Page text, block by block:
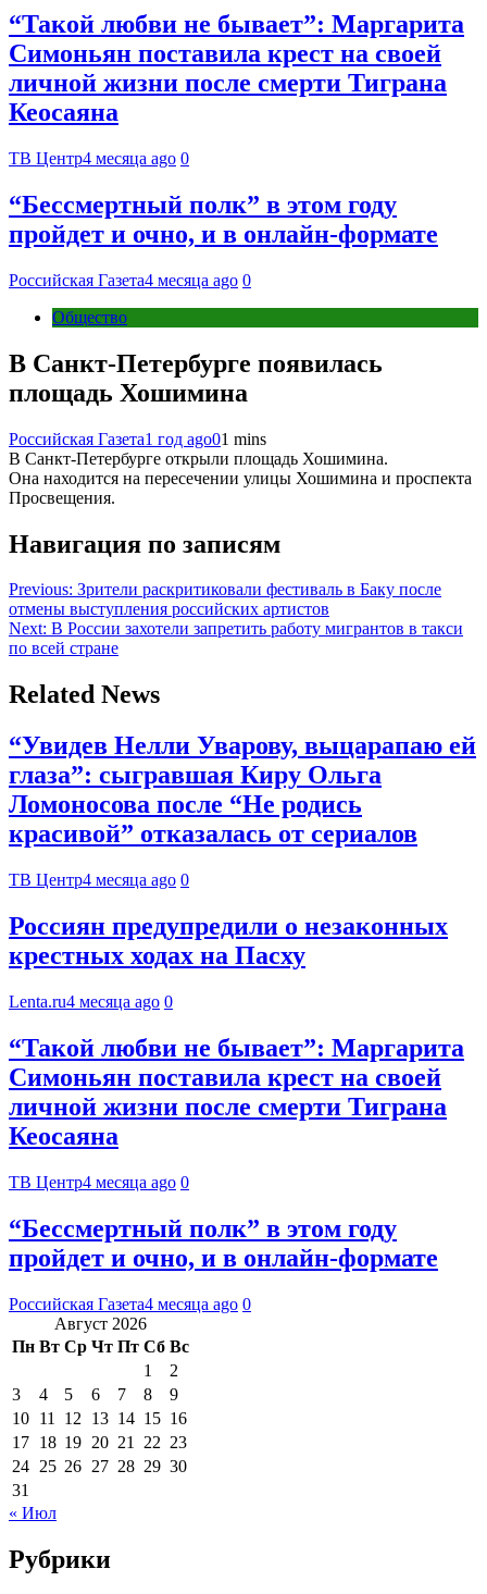
“Такой любви не бывает”: Маргарита
Симоньян поставила крест на своей
личной жизни после смерти Тиграна
Кеосаяна
ТВ Центр4 месяца ago 0
“Бессмертный полк” в этом году
пройдет и очно, и в онлайн-формате
Российская Газета4 месяца ago 0
Общество
В Санкт-Петербурге появилась
площадь Хошимина
Российская Газета1 год ago01 mins
В Санкт-Петербурге открыли площадь Хошимина.
Она находится на пересечении улицы Хошимина и проспекта
Просвещения.
Навигация по записям
Previous: Зрители раскритиковали фестиваль в Баку после
отмены выступления российских артистов
Next: В России захотели запретить работу мигрантов в такси
по всей стране
Related News
“Увидев Нелли Уварову, выцарапаю ей
глаза”: сыгравшая Киру Ольга
Ломоносова после “Не родись
красивой” отказалась от сериалов
ТВ Центр4 месяца ago 0
Россиян предупредили о незаконных
крестных ходах на Пасху
Lenta.ru4 месяца ago 0
“Такой любви не бывает”: Маргарита
Симоньян поставила крест на своей
личной жизни после смерти Тиграна
Кеосаяна
ТВ Центр4 месяца ago 0
“Бессмертный полк” в этом году
пройдет и очно, и в онлайн-формате
Российская Газета4 месяца ago 0
Август 2026
Пн Вт Ср Чт Пт Сб Вс
1
2
3
4 5 6 7 8
9
10 11 12 13 14 15 16
17 18 19 20 21 22 23
24 25 26 27 28 29 30
31
« Июл
Рубрики